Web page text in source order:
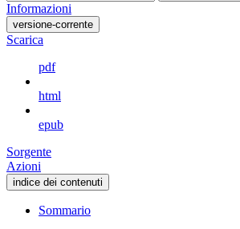
Informazioni
versione-corrente
Scarica
pdf
html
epub
Sorgente
Azioni
indice dei contenuti
Sommario